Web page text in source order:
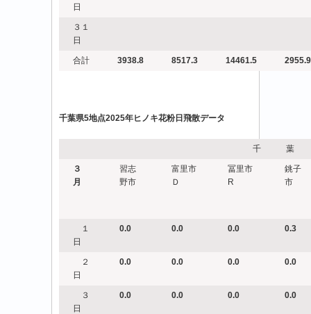
日
３１
日
合計 3938.8 8517.3 14461.5 2955.9
千葉県5地点2025年ヒノキ花粉日飛散データ
千 葉
３
月
習志
野市
富里市
Ｄ
冨里市
R
銚子
市
１
日
0.0 0.0 0.0 0.3
２
日
0.0 0.0 0.0 0.0
３
日
0.0 0.0 0.0 0.0